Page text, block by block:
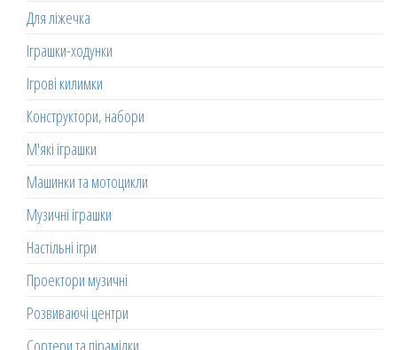
Для ліжечка
Іграшки-ходунки
Ігрові килимки
Конструктори, набори
М'які іграшки
Машинки та мотоцикли
Музичні іграшки
Настільні ігри
Проектори музичні
Розвиваючі центри